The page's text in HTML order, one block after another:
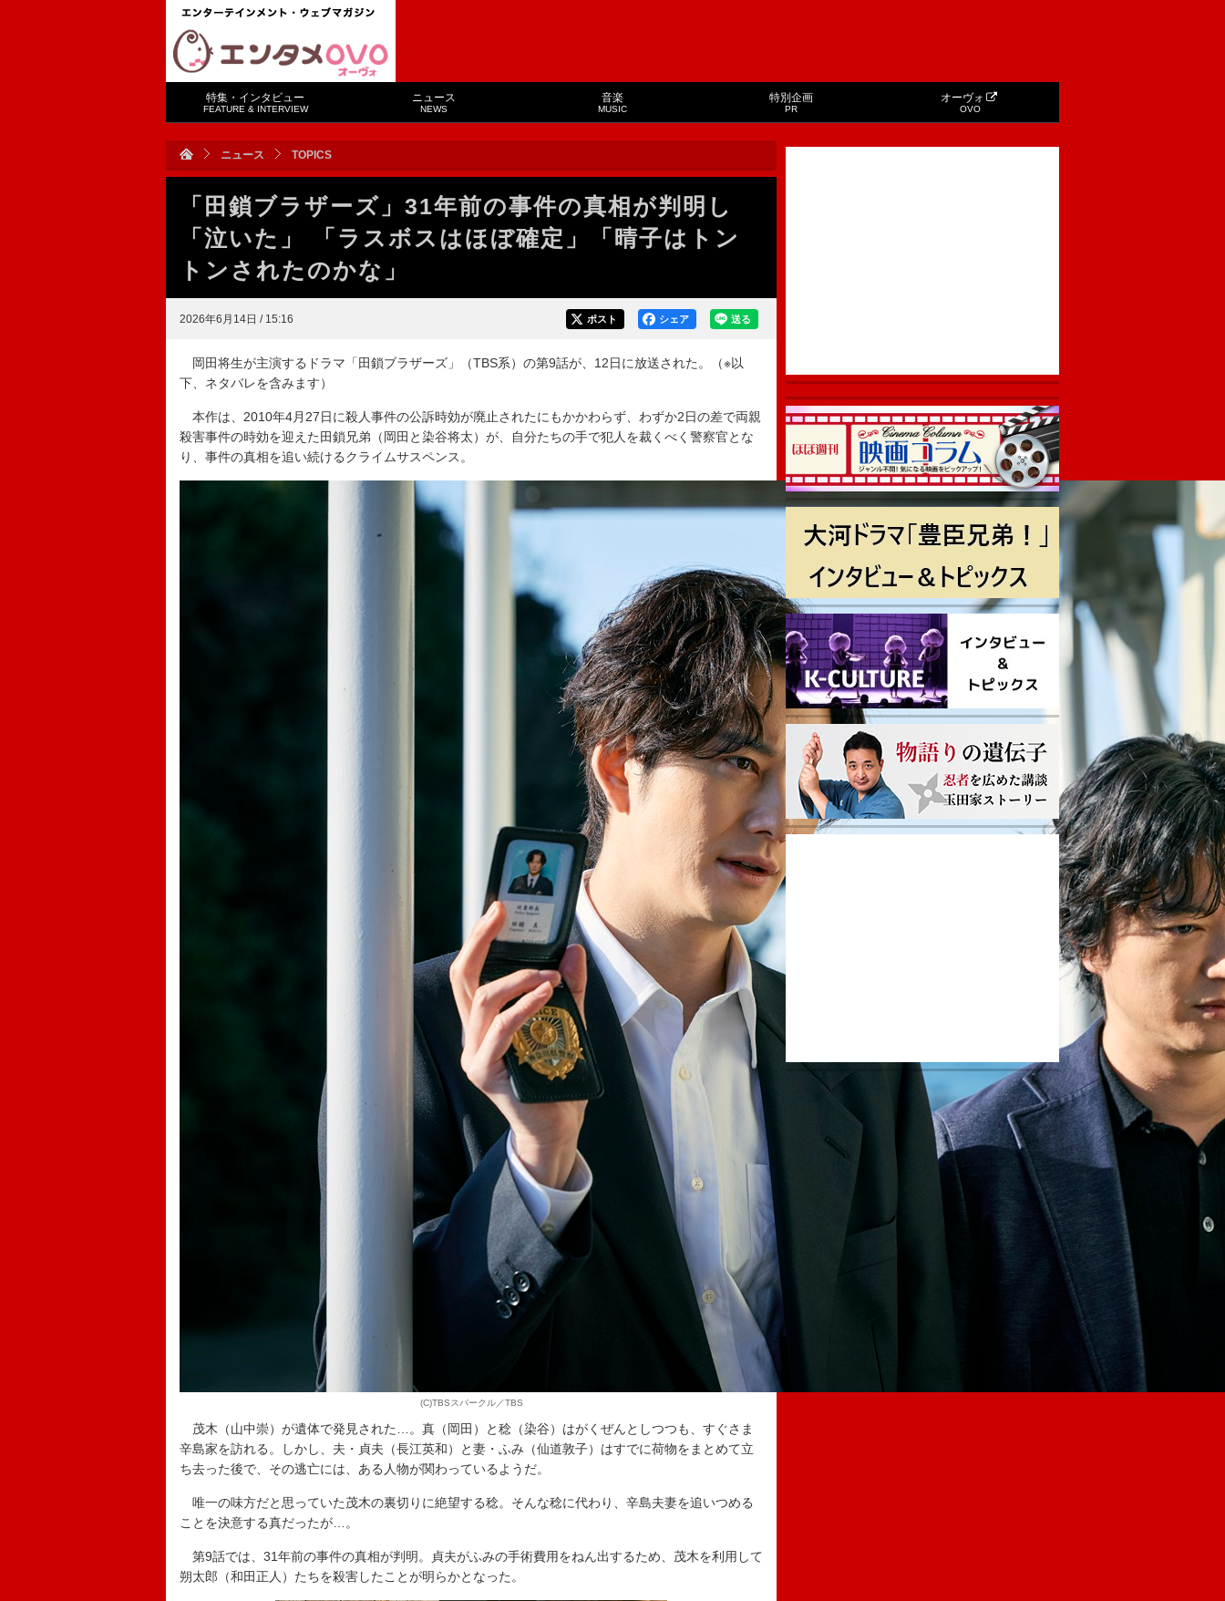
特集・インタビュー
FEATURE & INTERVIEW
ニュース
NEWS
音楽
MUSIC
特別企画
PR
オーヴォ
OVO
ニュース TOPICS
「田鎖ブラザーズ」31年前の事件の真相が判明し
「泣いた」 「ラスボスはほぼ確定」「晴子はトン
トンされたのかな」
2026年6月14日 / 15:16 送る
シェア
ポスト
岡田将生が主演するドラマ「田鎖ブラザーズ」（TBS系）の第9話が、12日に放送された。（※以
下、ネタバレを含みます）
本作は、2010年4月27日に殺人事件の公訴時効が廃止されたにもかかわらず、わずか2日の差で両親
殺害事件の時効を迎えた田鎖兄弟（岡田と染谷将太）が、自分たちの手で犯人を裁くべく警察官とな
り、事件の真相を追い続けるクライムサスペンス。
(C)TBSスパークル／TBS
茂木（山中崇）が遺体で発見された…。真（岡田）と稔（染谷）はがくぜんとしつつも、すぐさま
辛島家を訪れる。しかし、夫・貞夫（長江英和）と妻・ふみ（仙道敦子）はすでに荷物をまとめて立
ち去った後で、その逃亡には、ある人物が関わっているようだ。
唯一の味方だと思っていた茂木の裏切りに絶望する稔。そんな稔に代わり、辛島夫妻を追いつめる
ことを決意する真だったが…。
第9話では、31年前の事件の真相が判明。貞夫がふみの手術費用をねん出するため、茂木を利用して
朔太郎（和田正人）たちを殺害したことが明らかとなった。